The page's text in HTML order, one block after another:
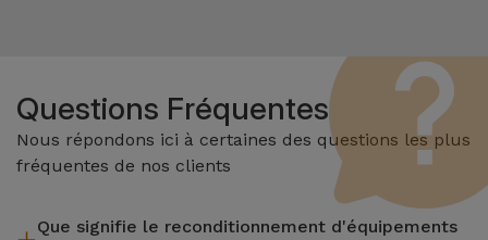
Questions Fréquentes
Nous répondons ici à certaines des questions les plus
fréquentes de nos clients
Que signifie le reconditionnement d'équipements